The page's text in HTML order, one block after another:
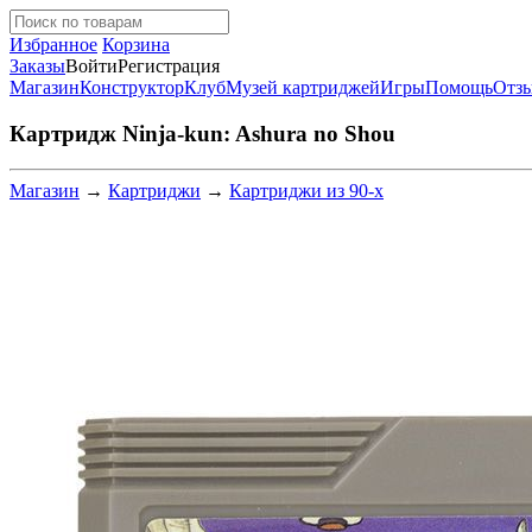
Избранное Корзина
ЗаказыВойтиРегистрация
МагазинКонструкторКлубМузей картриджейИгрыПомощь
Картридж Ninja-kun: Ashura no Shou
Магазин → Картриджи → Картриджи из 90-х